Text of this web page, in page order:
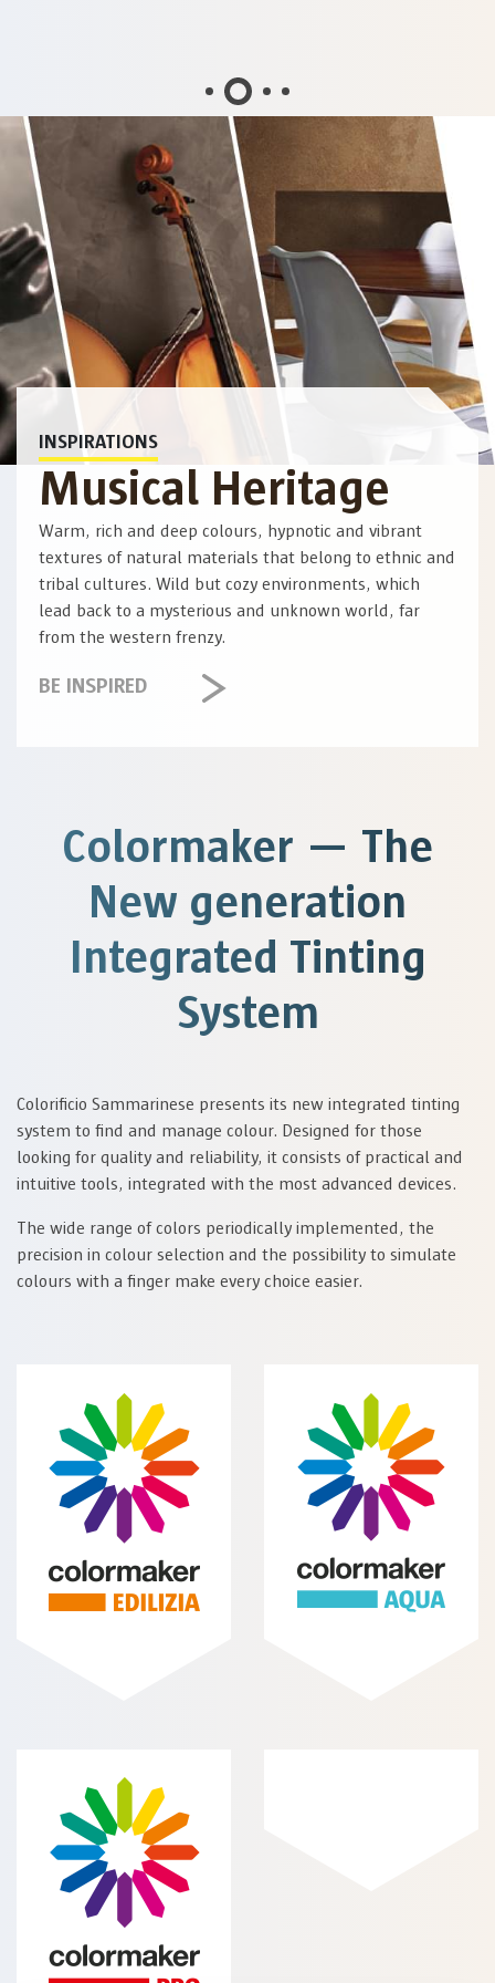
INSPIRATIONS
Musical Heritage
Warm, rich and deep colours, hypnotic and vibrant
textures of natural materials that belong to ethnic and
tribal cultures. Wild but cozy environments, which
lead back to a mysterious and unknown world, far
from the western frenzy.
BE INSPIRED
Colormaker — The
New generation
Integrated Tinting
System
Colorificio Sammarinese presents its new integrated tinting
system to find and manage colour. Designed for those
looking for quality and reliability, it consists of practical and
intuitive tools, integrated with the most advanced devices.
The wide range of colors periodically implemented, the
precision in colour selection and the possibility to simulate
colours with a finger make every choice easier.